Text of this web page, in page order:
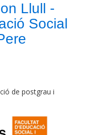
Llull -
Social
de postgrau i